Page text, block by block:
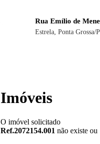
Rua Emílio de
Estrela, Ponta Grossa/
Imóveis
O imóvel solicitado
Ref.2072154.001 não existe ou